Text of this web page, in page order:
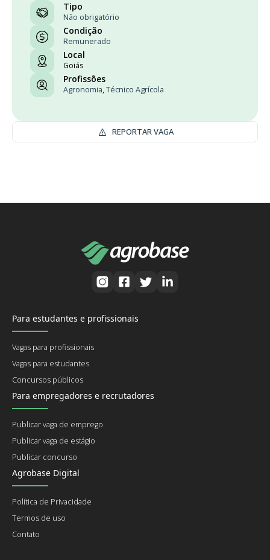
Tipo
Não obrigatório
Condição
Remunerado
Local
Goiás
Profissões
Agronomia,Técnico Agrícola
REPORTAR VAGA
Para estudantes e profissionais
Vagas para profissionais
Vagas para estudantes
Concursos públicos
Para empregadores e recrutadores
Publicar vaga de emprego
Publicar vaga de estágio
Publicar concurso
Agrobase Digital
Política de Privacidade
Termos de uso
Contato